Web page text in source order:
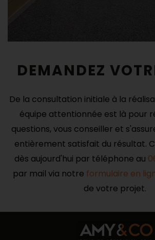
DEMANDEZ
De la consultation initiale à la
équipe attentionnée est là pour
questions, vous conseiller et
entièrement satisfait du résultat.
dès aujourd'hui par téléphone au
par mail via notre formulaire en
de votre projet.